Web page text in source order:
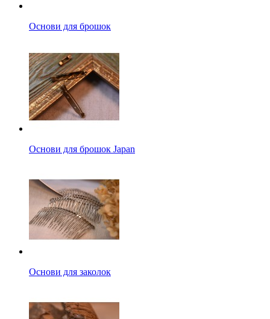
Основи для брошок
Основи для брошок Japan
Основи для заколок